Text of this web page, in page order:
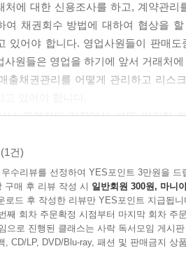
사 및 평가 실무 99
의의 100
목적 100
의 전제 조건 101
시기 101
처에 대한 신용조사를 하고, 계약관
여 채권회수 방법에 대하여 협상을
있어야 합니다. 영업사원들이 판매
사원들은 영업을 하기에 앞서 거래처
출채권관리를 어떻게 관리하고 리스
나 경영자의 입장에서 보면 이러한
는 2차적으로 매출채권관리를 집중
가 있습니다.
마찬가지겠지만, 특히 채권관리는 업
리는 크게 사전적 채권관리와 사후
하는 것으로부터 시작하여 신용조사
를 어떻게 하고, 수금조건은 어떻게
(1건)
수리뷰를 선정하여 YES포인트 3만원을 드
구매 후 리뷰 작성 시 일반회원 300원, 마니
로드 후 작성한 리뷰만 YES포인트 지급됩니
째 회차 주문확정 시점부터 마지막 회차 주
으로 진행된 클래스는 사락 독서모임 게시
, CD/LP, DVD/Blu-ray, 패션 및 판매금지 상